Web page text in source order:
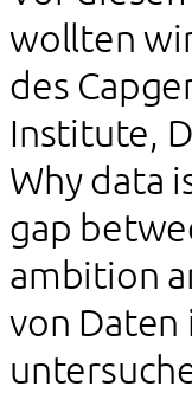
wollten
des
Institute,
Why data
gap
ambition
von Daten